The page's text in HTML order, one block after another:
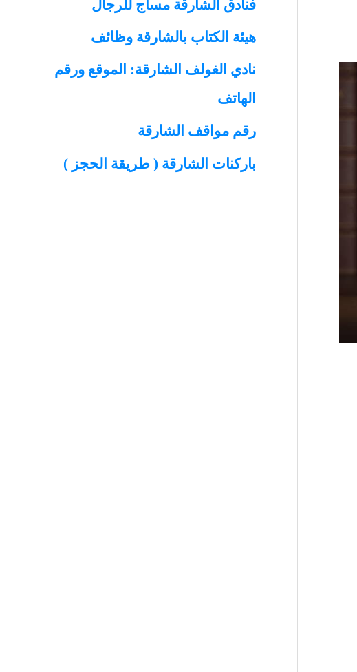
f
o
r
:
فنادق الشارقة مساج للرجال
هيئة الكتاب بالشارقة وظائف
نادي الغولف الشارقة: الموقع ورقم
الهاتف
رقم مواقف الشارقة
باركنات الشارقة ( طريقة الحجز )